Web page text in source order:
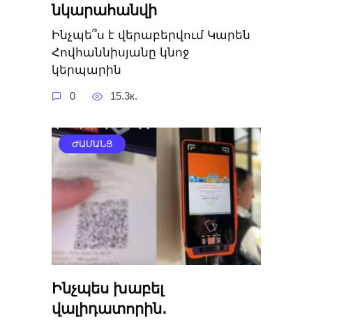
նկարահանվի
Ինչպե՞ս է վերաբերվում Կարեն
Հովհաննիսյանը կնոջ
կերպարին
0 15.3к.
ԺԱՄԱՆՑ
Ինչպես խաբել
վալիդատորին․